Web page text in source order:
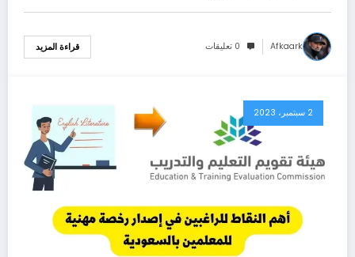
Afkaark 0 تعليقات قراءة المزيد
2 سبتمبر، 2023